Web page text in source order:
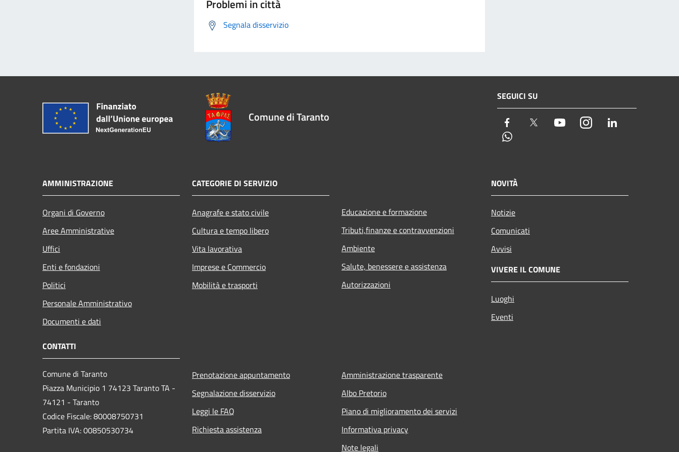
Problemi in città
Segnala disservizio
Comune di Taranto
SEGUICI SU
Facebook Twitter YoutubeInstagram
AMMINISTRAZIONE
Organi di Governo
Aree Amministrative
Uffici
Enti e fondazioni
Politici
Personale Amministrativo
Documenti e dati
CATEGORIE DI SERVIZIO
Anagrafe e stato civile
Cultura e tempo libero
Vita lavorativa
Imprese e Commercio
Mobilità e trasporti
Educazione e formazione
Tributi,finanze e contravvenzioni
Ambiente
Salute, benessere e assistenza
Autorizzazioni
NOVITÀ
Notizie
Comunicati
Avvisi
VIVERE IL COMUNE
Luoghi
Eventi
CONTATTI
Comune di Taranto
Piazza Municipio 1 74123 Taranto TA -
74121 - Taranto
Codice Fiscale: 80008750731
Partita IVA: 00850530734
Prenotazione appuntamento
Segnalazione disservizio
Leggi le FAQ
Richiesta assistenza
Amministrazione trasparente
Albo Pretorio
Piano di miglioramento dei servizi
Informativa privacy
Note legali